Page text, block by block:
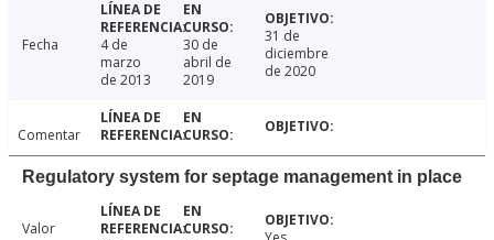
Fecha
4 de
marzo
de 2013
30 de
abril de
2019
31 de
diciembre
de 2020
Comentar
Regulatory system for septage management in place
Valor